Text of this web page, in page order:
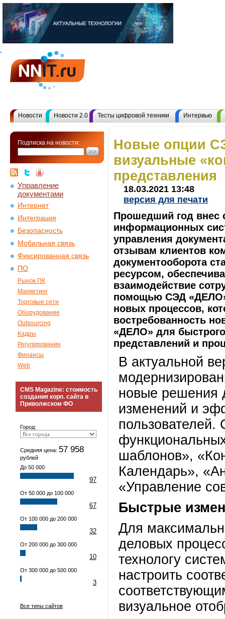
Новости Новости 2.0 Тесты цифровой техники Интервью
Подписка на новости:
Управление
документами
Интернет
Интеграция
Безопасность
Мобильная связь
Фиксированная связь
ПО
Рынок ПК
Маркетинг
Торговые сети
Оборудование
Outsourcing
Кадры
Регулирование
Финансы
Web
CMS Magazine: стоимость
создания корп. сайта в
Приволжском ФО
Город:
Средняя цена: 57 958
рублей
До 50 000
97
От 50 000 до 100 000
67
От 100 000 до 200 000
32
От 200 000 до 300 000
10
От 300 000 до 500 000
3
Все типы сайтов
Новые опции
визуальные
представления
18.03.2021 13:48
версия для печати
Прошедший год внес
информационных
управления
отзывам клиентов
документооборота
ресурсом,
взаимодействие
помощью СЭД «ДЕЛО»
новых процессов,
востребованность
«ДЕЛО» для
представлений и
В актуальной
новые решения
изменений и
пользователей.
шаблонов»,
Календарь»,
Быстрые
Для
деловых
технологу
настроить
визуальное